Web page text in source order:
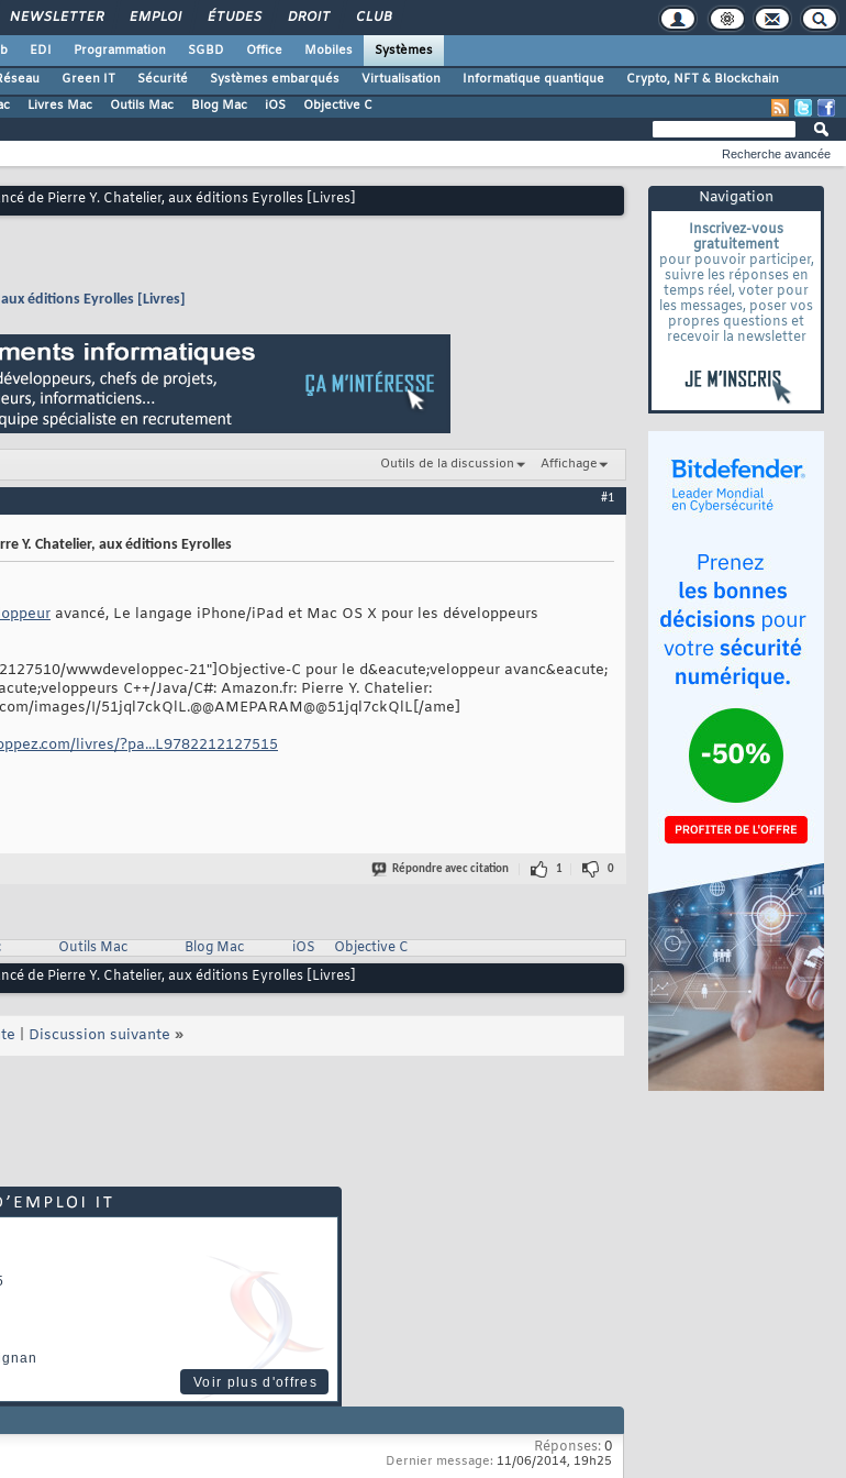
NEWSLETTER EMPLOI ÉTUDES DROIT CLUB
EDI Programmation SGBD Office Mobiles
Systèmes
Green IT Sécurité Systèmes embarqués Virtualisation Informatique quantique
Crypto, NFT & Blockchain
Livres Mac Outils Mac Blog Mac iOS Objective C
Navigation
Inscrivez-vous
gratuitement
pour pouvoir participer,
suivre les réponses en
temps réel, voter pour
les messages, poser vos
propres questions et
recevoir la newsletter
Recherche avancée
de Pierre Y. Chatelier, aux éditions Eyrolles [Livres]
éditions Eyrolles [Livres]
Outils de la discussion Affichage
#1
Y. Chatelier, aux éditions Eyrolles
avancé, Le langage iPhone/iPad et Mac OS X pour les développeurs
wwwdeveloppec-21"]Objective-C pour le d&eacute;veloppeur avanc&eacute;
C++/Java/C#: Amazon.fr: Pierre Y. Chatelier:
images/I/51jql7ckQlL.@@AMEPARAM@@51jql7ckQlL[/ame]
livres/?pa...L9782212127515
Répondre avec citation 1 0
Outils Mac Blog Mac iOS
Objective C
de Pierre Y. Chatelier, aux éditions Eyrolles [Livres]
Discussion suivante »
Voir plus d'offres
Réponses:0
Dernier message: 11/06/2014, 19h25